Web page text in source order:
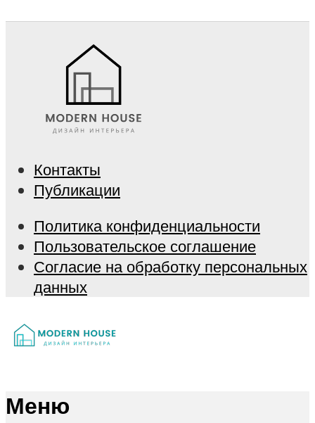
Контакты
Публикации
Политика конфиденциальности
Пользовательское соглашение
Согласие на обработку персональных
данных
Меню